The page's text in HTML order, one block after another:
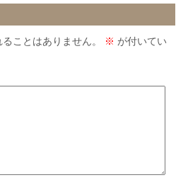
ことはありません。 ※ が付いてい